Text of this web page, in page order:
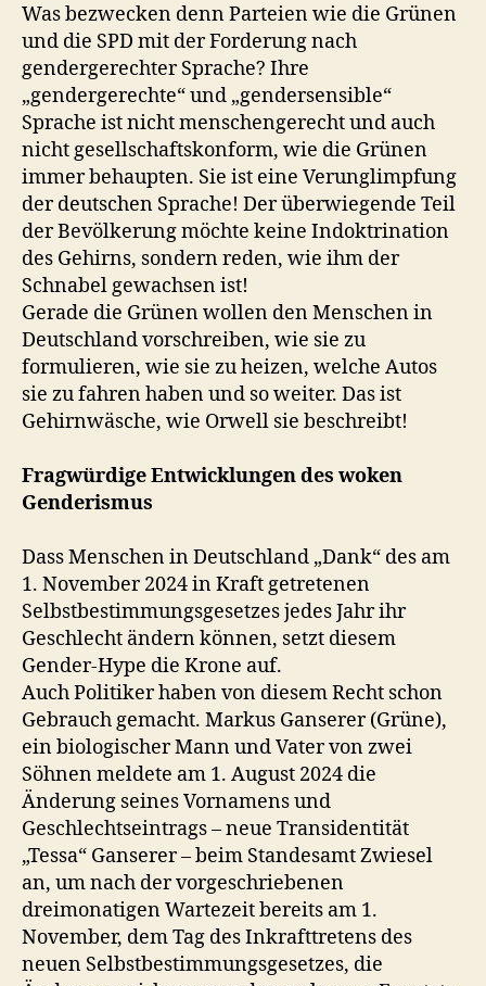
Was bezwecken denn Parteien wie die Grünen
und die SPD mit der Forderung nach
gendergerechter Sprache? Ihre
„gendergerechte“ und „gendersensible“
Sprache ist nicht menschengerecht und auch
nicht gesellschaftskonform, wie die Grünen
immer behaupten. Sie ist eine Verunglimpfung
der deutschen Sprache! Der überwiegende Teil
der Bevölkerung möchte keine Indoktrination
des Gehirns, sondern reden, wie ihm der
Schnabel gewachsen ist!
Gerade die Grünen wollen den Menschen in
Deutschland vorschreiben, wie sie zu
formulieren, wie sie zu heizen, welche Autos
sie zu fahren haben und so weiter. Das ist
Gehirnwäsche, wie Orwell sie beschreibt!
Fragwürdige Entwicklungen des woken
Genderismus
Dass Menschen in Deutschland „Dank“ des am
1. November 2024 in Kraft getretenen
Selbstbestimmungsgesetzes jedes Jahr ihr
Geschlecht ändern können, setzt diesem
Gender-Hype die Krone auf.
Auch Politiker haben von diesem Recht schon
Gebrauch gemacht. Markus Ganserer (Grüne),
ein biologischer Mann und Vater von zwei
Söhnen meldete am 1. August 2024 die
Änderung seines Vornamens und
Geschlechtseintrags – neue Transidentität
„Tessa“ Ganserer – beim Standesamt Zwiesel
an, um nach der vorgeschriebenen
dreimonatigen Wartezeit bereits am 1.
November, dem Tag des Inkrafttretens des
neuen Selbstbestimmungsgesetzes, die